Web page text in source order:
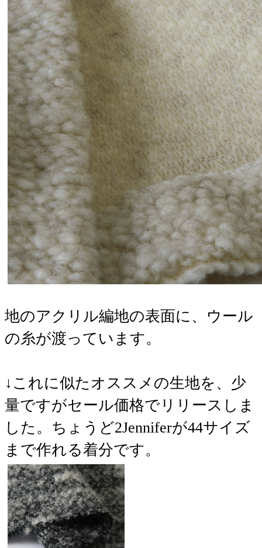
地のアクリル編地の表面に、ウール
の糸が渡っています。
↓これに似たオススメの生地を、少
量ですがセール価格でリリースしま
した。ちょうど2Jenniferが44サイズ
まで作れる着分です。